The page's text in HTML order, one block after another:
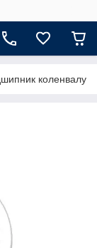
коленвалу